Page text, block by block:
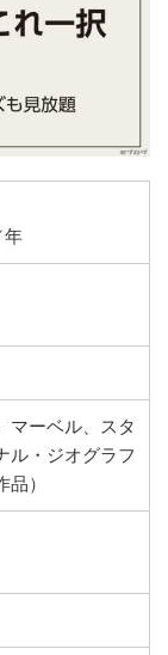
年
マーベル、スタ
ル・ジオグラフ
）